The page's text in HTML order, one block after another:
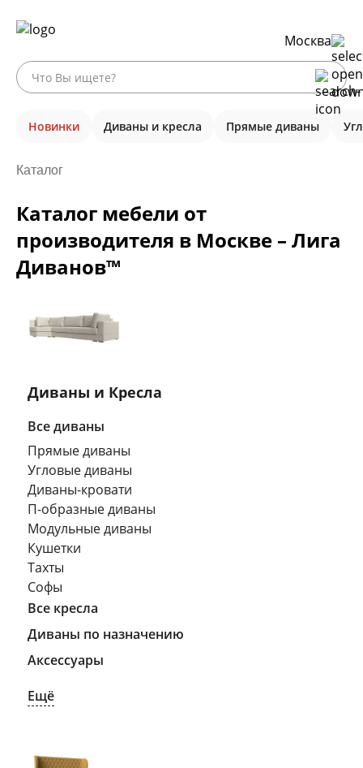
Москва
Новинки Диваны и кресла Прямые диваны
Каталог
Каталог мебели от
производителя в Москве – Лига
Диванов™
Диваны и Кресла
Все диваны
Прямые диваны
Угловые диваны
Диваны-кровати
П-образные диваны
Модульные диваны
Кушетки
Тахты
Софы
Все кресла
Диваны по назначению
Аксессуары
Ещё